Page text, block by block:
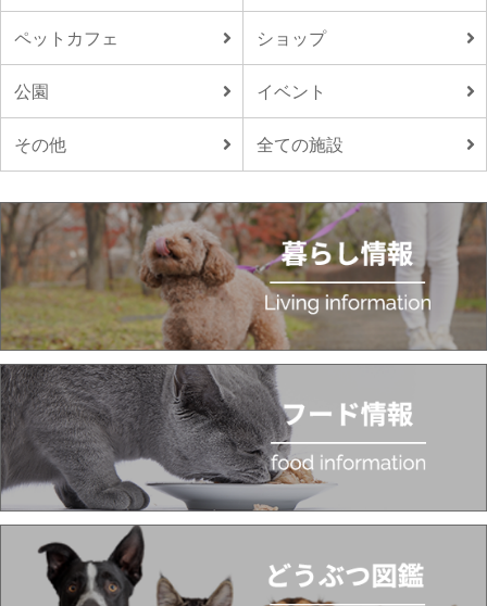
ペットカフェ ショップ
公園 イベント
その他 全ての施設